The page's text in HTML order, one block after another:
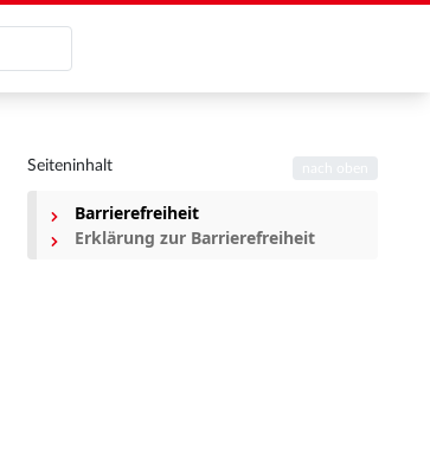
Seiteninhalt
Barrierefreiheit
Erklärung zur Barrierefreiheit